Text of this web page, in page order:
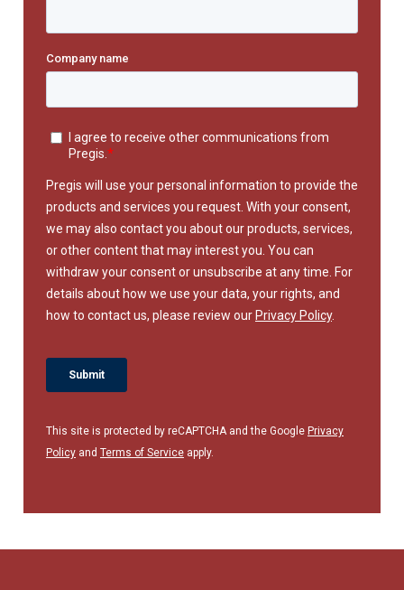
This site is protected by reCAPTCHA and the Google Privacy
Policy and Terms of Service apply.